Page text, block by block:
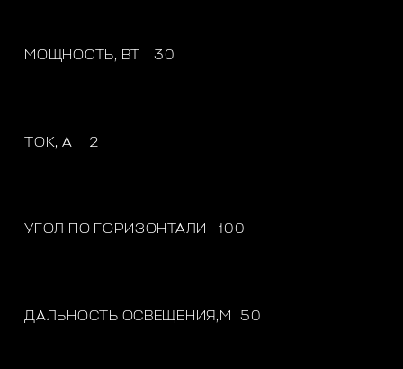
МОЩНОСТЬ, ВТ 30
ТОК, A 2
УГОЛ ПО ГОРИЗОНТАЛИ 100
ДАЛЬНОСТЬ ОСВЕЩЕНИЯ,М 50